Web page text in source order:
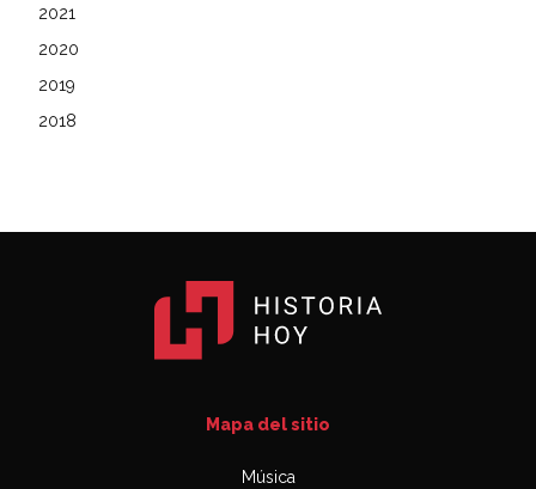
2021
2020
2019
2018
Mapa del sitio
Música